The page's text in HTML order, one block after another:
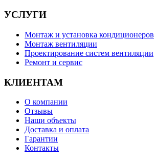
УСЛУГИ
Монтаж и установка кондиционеров
Монтаж вентиляции
Проектирование систем вентиляции
Ремонт и сервис
КЛИЕНТАМ
О компании
Отзывы
Наши объекты
Доставка и оплата
Гарантии
Контакты